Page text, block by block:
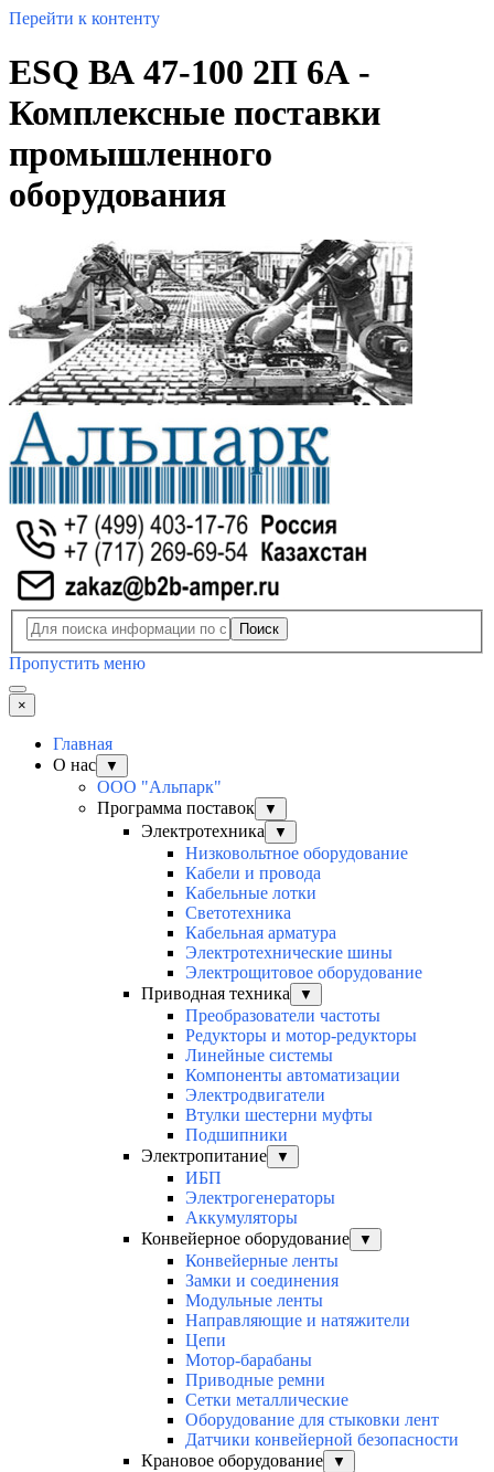
Перейти к контенту
ESQ ВА 47-100 2П 6А -
Комплексные поставки
промышленного
оборудования
Поиск
Пропустить меню
×
Главная
О нас
▼
ООО "Альпарк"
Программа поставок
▼
Электротехника ▼
Низковольтное оборудование
Кабели и провода
Кабельные лотки
Светотехника
Кабельная арматура
Электротехнические шины
Электрощитовое оборудование
Приводная техника
▼
Преобразователи частоты
Редукторы и мотор-редукторы
Линейные системы
Компоненты автоматизации
Электродвигатели
Втулки шестерни муфты
Подшипники
Электропитание
▼
ИБП
Электрогенераторы
Аккумуляторы
Конвейерное оборудование
▼
Конвейерные ленты
Замки и соединения
Модульные ленты
Направляющие и натяжители
Цепи
Мотор-барабаны
Приводные ремни
Сетки металлические
Оборудование для стыковки лент
Датчики конвейерной безопасности
Крановое оборудование
▼